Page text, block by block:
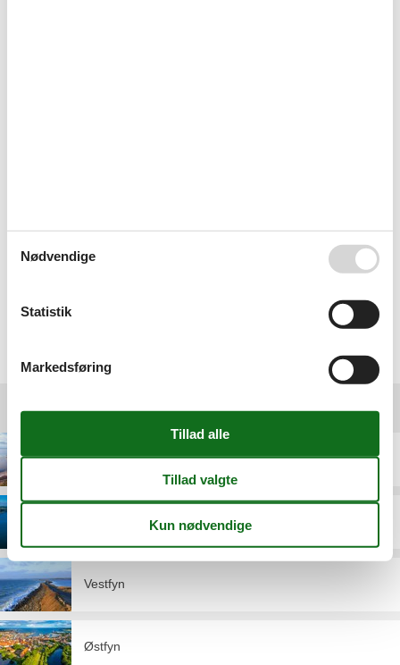
Nemt overskueligt website, hurtig og venlig betjening
af service medarbejder. Vil helt klart komme tilbage her
og se efter andre ferie, glæder os til en dejlig
Destinationer under Fyn
Nordfyn
Vestfyn
Østfyn
Nødvendige
Statistik
Markedsføring